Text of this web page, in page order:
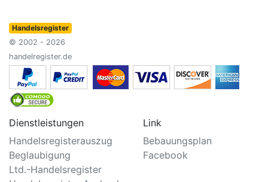
Handelsregister
© 2002 - 2026
handelregister.de
Dienstleistungen
Handelsregisterauszug
Beglaubigung
Ltd.-Handelsregister
Link
Bebauungsplan
Facebook